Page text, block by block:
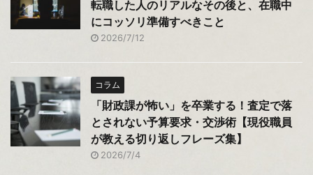
転職した人のリアルなその後と、在職中
にコッソリ準備すべきこと
2026/7/12
コラム
「財政課が怖い」を卒業する！査定で落
とされない予算要求・交渉術【現役職員
が教える切り返しフレーズ集】
2026/7/4